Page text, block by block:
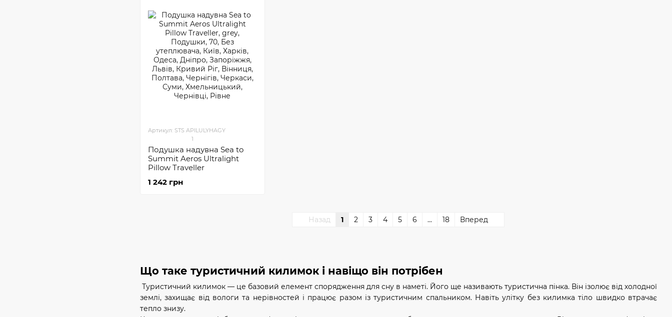
Що таке туристичний килимок і навіщо він потрібен
Туристичний килимок — це базовий елемент спорядження для сну в наметі. Його ще називають туристична пінка. Він ізолює від холодної
землі, захищає від вологи та нерівностей і працює разом із туристичним спальником. Навіть улітку без килимка тіло швидко втрачає
тепло знизу.
Артикул: STS APILULYHAGY
1
Подушка надувна Sea to
Summit Aeros Ultralight
Pillow Traveller
1 242 грн
Назад 1 2 3 4 5 6 ... 18 Вперед